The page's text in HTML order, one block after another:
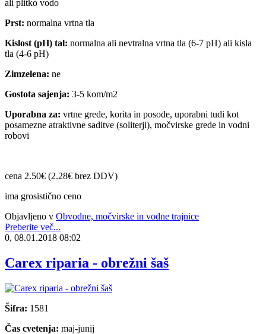
ali plitko vodo
Prst: normalna vrtna tla
Kislost (pH) tal: normalna ali nevtralna vrtna tla (6-7 pH) ali kisla
tla (4-6 pH)
Zimzelena: ne
Gostota sajenja: 3-5 kom/m2
Uporabna za: vrtne grede, korita in posode, uporabni tudi kot
posamezne atraktivne saditve (soliterji), močvirske grede in vodni
robovi
cena 2.50€ (2.28€ brez DDV)
ima grosistično ceno
Objavljeno v Obvodne, močvirske in vodne trajnice
Preberite več...
0, 08.01.2018 08:02
Carex riparia - obrežni šaš
Šifra: 1581
Čas cvetenja: maj-junij